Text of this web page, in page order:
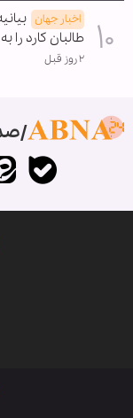
اخبار جهان
طالبان کارد
۲ روز قبل